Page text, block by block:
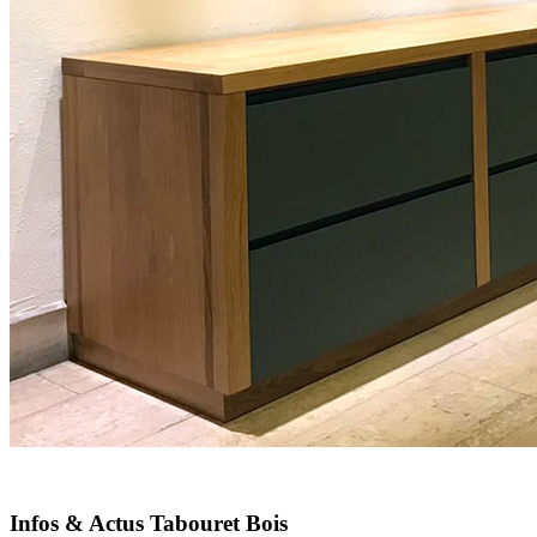
Infos & Actus Tabouret Bois